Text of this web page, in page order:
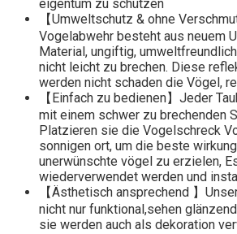
eigentum zu schützen
【Umweltschutz & ohne
Vogelabwehr besteht aus neuem
Material, ungiftig,
nicht leicht zu brechen. Diese
werden nicht schaden die Vögel,
【Einfach zu bedienen】Jeder
mit einem schwer zu brechenden
Platzieren sie die Vogelschreck
sonnigen ort, um die beste
unerwünschte vögel zu erzielen,
wiederverwendet werden und
【Ästhetisch ansprechend 】
nicht nur funktional,sehen
sie werden auch als dekoration